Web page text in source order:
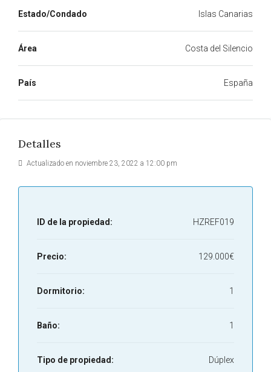
Estado/Condado Islas Canarias
Área Costa del Silencio
País España
Detalles
Actualizado en noviembre 23, 2022 a 12:00 pm
ID de la propiedad: HZREF019
Precio: 129.000€
Dormitorio: 1
Baño: 1
Tipo de propiedad: Dúplex